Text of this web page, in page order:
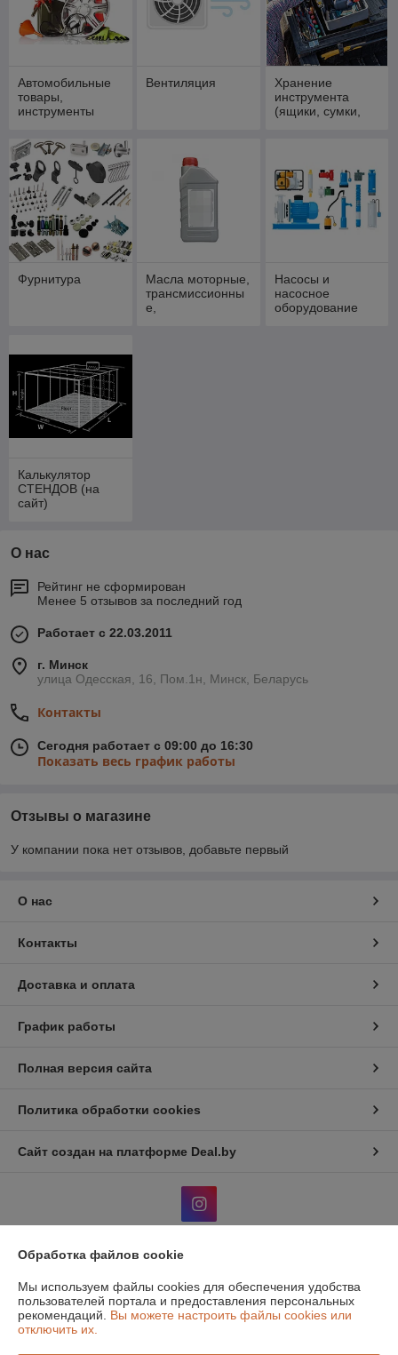
Автомобильные
товары,
инструменты
Вентиляция
Хранение
инструмента
(ящики, сумки,
Фурнитура
Масла моторные,
трансмиссионны
е,
Насосы и
насосное
оборудование
Калькулятор
СТЕНДОВ (на
сайт)
О нас
Рейтинг не сформирован
Менее 5 отзывов за последний год
Работает с 22.03.2011
г. Минск
улица Одесская, 16, Пом.1н, Минск, Беларусь
Контакты
Сегодня работает с 09:00 до 16:30
Показать весь график работы
Отзывы о магазине
У компании пока нет отзывов, добавьте первый
О нас
Контакты
Доставка и оплата
График работы
Полная версия сайта
Политика обработки cookies
Сайт создан на платформе Deal.by
Юридическое лицо:Общество с дополнительной отвественностью
"Атон классик"
220131, г. Минск, 1й Измайловский пер, 51, ком.1
Регистрационный номер ЕГР: 190516319
Обработка файлов cookie
Мы используем файлы cookies для обеспечения удобства
пользователей портала и предоставления персональных
рекомендаций. Вы можете настроить файлы cookies или
отключить их.